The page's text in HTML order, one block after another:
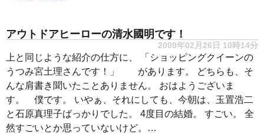
アウトドアヒーローの清水國明です！
2009年02月26日 10時14分
上と同じような紹介の仕方に、 「ショッピングクイーンの
うつみ宮土理さんです！」 があります。 どちらも、そ
んな肩書き聞いたことありません。 おはようございま
す。 僕です。 いやぁ、それにしても、今朝は、玉置浩二
と石原真理子ばっかりでした。 4度目の結婚。 すごい。 全
然すごいとか思っていないけど。…